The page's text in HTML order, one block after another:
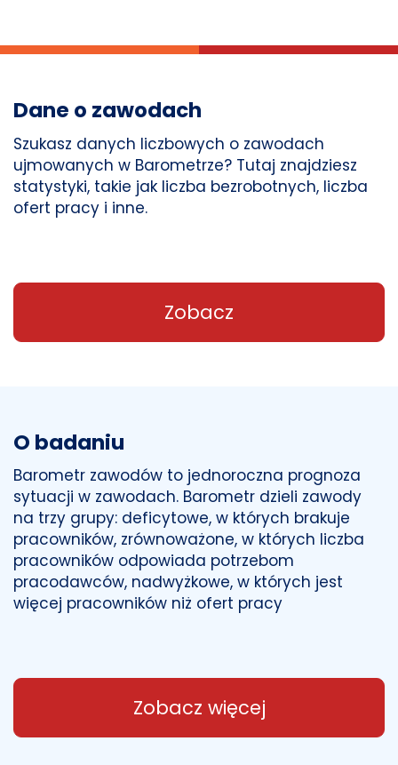
Dane o zawodach
Szukasz danych liczbowych o zawodach
ujmowanych w Barometrze? Tutaj znajdziesz
statystyki, takie jak liczba bezrobotnych, liczba
ofert pracy i inne.
Zobacz
O badaniu
Barometr zawodów to jednoroczna prognoza
sytuacji w zawodach. Barometr dzieli zawody
na trzy grupy: deficytowe, w których brakuje
pracowników, zrównoważone, w których liczba
pracowników odpowiada potrzebom
pracodawców, nadwyżkowe, w których jest
więcej pracowników niż ofert pracy
Zobacz więcej